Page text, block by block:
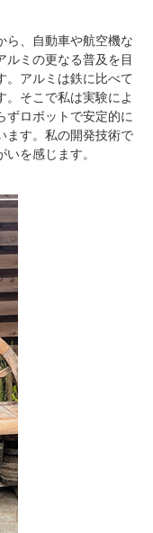
ら、自動車や航空機な
ルミの更なる普及を目
。アルミは鉄に比べて
。そこで私は実験によ
ずロボットで安定的に
ます。私の開発技術で
を感じます。